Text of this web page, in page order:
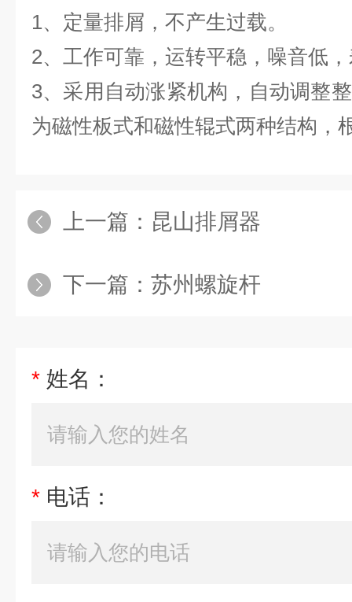
1、定量排屑，不产生过载。
2、工作可靠，运转平稳，噪音低
3、采用自动涨紧机构，自动调整
为磁性板式和磁性辊式两种结构，
上一篇： 昆山排屑器
下一篇： 苏州螺旋杆
* 姓名：
* 电话：